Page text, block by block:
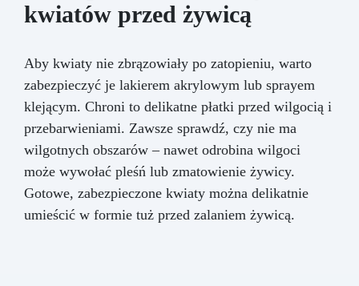
kwiatów przed żywicą
Aby kwiaty nie zbrązowiały po zatopieniu, warto
zabezpieczyć je lakierem akrylowym lub sprayem
klejącym. Chroni to delikatne płatki przed wilgocią i
przebarwieniami. Zawsze sprawdź, czy nie ma
wilgotnych obszarów – nawet odrobina wilgoci
może wywołać pleśń lub zmatowienie żywicy.
Gotowe, zabezpieczone kwiaty można delikatnie
umieścić w formie tuż przed zalaniem żywicą.